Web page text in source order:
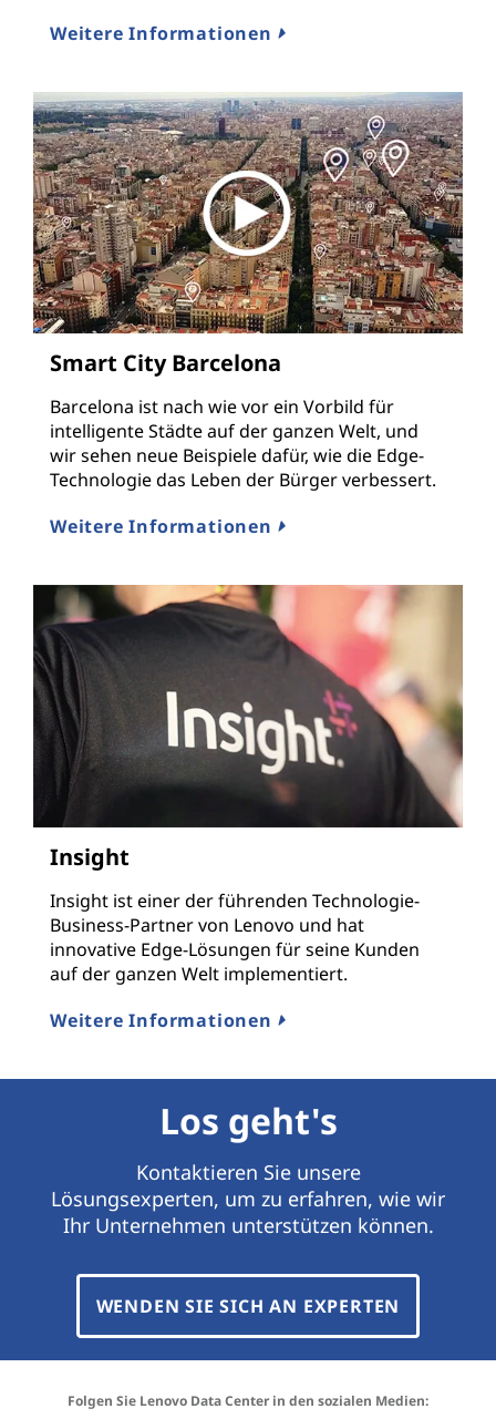
Weitere Informationen
Smart City Barcelona
Barcelona ist nach wie vor ein Vorbild für
intelligente Städte auf der ganzen Welt, und
wir sehen neue Beispiele dafür, wie die Edge-
Technologie das Leben der Bürger verbessert.
Weitere Informationen
Insight
Insight ist einer der führenden Technologie-
Business-Partner von Lenovo und hat
innovative Edge-Lösungen für seine Kunden
auf der ganzen Welt implementiert.
Weitere Informationen
Los geht's
Kontaktieren Sie unsere
Lösungsexperten, um zu erfahren, wie wir
Ihr Unternehmen unterstützen können.
WENDEN SIE SICH AN EXPERTEN
Folgen Sie Lenovo Data Center in den sozialen Medien: